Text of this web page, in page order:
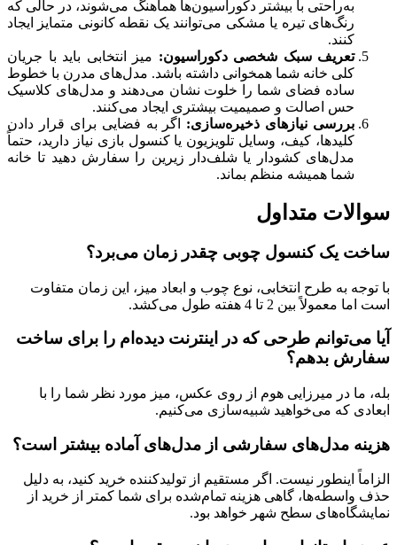
به‌راحتی با بیشتر دکوراسیون‌ها هماهنگ می‌شوند، در حالی که
رنگ‌های تیره یا مشکی می‌توانند یک نقطه کانونی متمایز ایجاد
کنند.
تعریف سبک شخصی دکوراسیون: میز انتخابی باید با جریان
کلی خانه شما همخوانی داشته باشد. مدل‌های مدرن با خطوط
ساده فضای شما را خلوت نشان می‌دهند و مدل‌های کلاسیک
حس اصالت و صمیمیت بیشتری ایجاد می‌کنند.
بررسی نیازهای ذخیره‌سازی: اگر به فضایی برای قرار دادن
کلیدها، کیف، وسایل تلویزیون یا کنسول بازی نیاز دارید، حتماً
مدل‌های کشودار یا شلف‌دار زیرین را سفارش دهید تا خانه
شما همیشه منظم بماند.
سوالات متداول
ساخت یک کنسول چوبی چقدر زمان می‌برد؟
با توجه به طرح انتخابی، نوع چوب و ابعاد میز، این زمان متفاوت
است اما معمولاً بین 2 تا 4 هفته طول می‌کشد.
آیا می‌توانم طرحی که در اینترنت دیده‌ام را برای ساخت
سفارش بدهم؟
بله، ما در میرزایی هوم از روی عکس، میز مورد نظر شما را با
ابعادی که می‌خواهید شبیه‌سازی می‌کنیم.
هزینه مدل‌های سفارشی از مدل‌های آماده بیشتر است؟
الزاماً اینطور نیست. اگر مستقیم از تولیدکننده خرید کنید، به دلیل
حذف واسطه‌ها، گاهی هزینه تمام‌شده برای شما کمتر از خرید از
نمایشگاه‌های سطح شهر خواهد بود.